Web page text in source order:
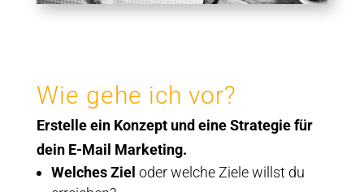
Wie gehe ich vor?
Erstelle ein Konzept und eine Strategie für
dein E-Mail Marketing.
Welches Ziel oder welche Ziele willst du